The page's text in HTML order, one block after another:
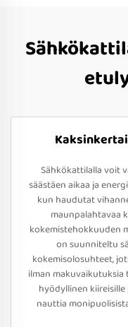
Sähkökattilalla voit
säästäen aikaa ja
kun haudutat
maunpalahtavaa
kokemistehokkuuden
on suunniteltu
kokemisolosuhteet,
ilman makuvaikutuksia
hyödyllinen
nauttia